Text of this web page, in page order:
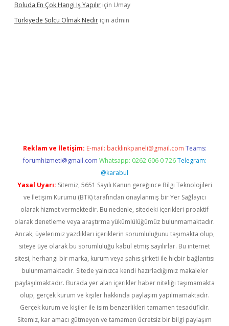
Boluda En Çok Hangi Iş Yapılır için Umay
Türkiyede Solcu Olmak Nedir için admin
Reklam ve İletişim: E-mail: backlinkpaneli@gmail.com Teams:
forumhizmeti@gmail.com Whatsapp: 0262 606 0 726 Telegram:
@karabul
Yasal Uyarı: Sitemiz, 5651 Sayılı Kanun gereğince Bilgi Teknolojileri
ve İletişim Kurumu (BTK) tarafından onaylanmış bir Yer Sağlayıcı
olarak hizmet vermektedir. Bu nedenle, sitedeki içerikleri proaktif
olarak denetleme veya araştırma yükümlülüğümüz bulunmamaktadır.
Ancak, üyelerimiz yazdıkları içeriklerin sorumluluğunu taşımakta olup,
siteye üye olarak bu sorumluluğu kabul etmiş sayılırlar. Bu internet
sitesi, herhangi bir marka, kurum veya şahıs şirketi ile hiçbir bağlantısı
bulunmamaktadır. Sitede yalnızca kendi hazırladığımız makaleler
paylaşılmaktadır. Burada yer alan içerikler haber niteliği taşımamakta
olup, gerçek kurum ve kişiler hakkında paylaşım yapılmamaktadır.
Gerçek kurum ve kişiler ile isim benzerlikleri tamamen tesadüfidir.
Sitemiz, kar amacı gütmeyen ve tamamen ücretsiz bir bilgi paylaşım